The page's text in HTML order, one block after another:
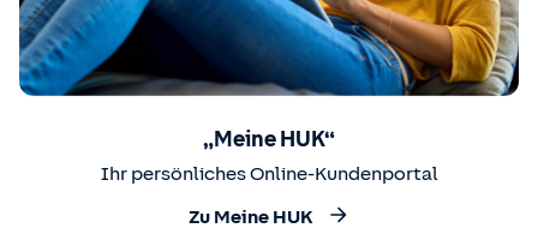
„Meine HUK“
Ihr persönliches Online-Kundenportal
Zu Meine HUK